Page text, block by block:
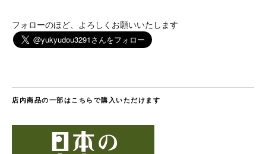
フォローのほど、よろしくお願いいたします
店内商品の一部はこちらで購入いただけます